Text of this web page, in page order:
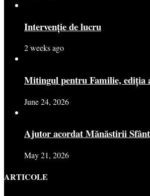
Intervenție de lucru
2 weeks ago
Mitingul pentru Familie, ediția
June 24, 2026
Ajutor acordat Mănăstirii
May 21, 2026
ARTICOLE